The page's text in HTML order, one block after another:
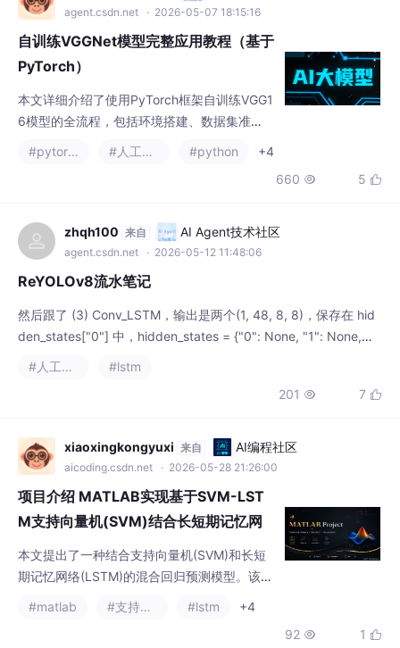
agent.csdn.net · 2026-05-07 18:15:16
自训练VGGNet模型完整应用教程（基于
PyTorch）
本文详细介绍了使用PyTorch框架自训练VGG1
6模型的全流程，包括环境搭建、数据集准
作为深度卷积神经网络的经典模型，通过3×3
据预处理、模型结构解析、训练策略优化等关
键环节，并针对新手常见问题给出解决方案。
通过本教程，读者可掌握深层CNN的核心原理
和实操技巧，并能灵活适配
#pytorch #人工智能 #python
+4
660  5 
zhqh100 来自 AI Agent技术社区
agent.csdn.net · 2026-05-12 11:48:06
ReYOLOv8流水笔记
然后跟了 (3) Conv_LSTM，输出是两个(1, 48, 8, 8)，保存在 hid
den_states["0"] 中，hidden_states = {"0": None, "1": None,
#人工智能
#lstm
201  7 
xiaoxingkongyuxi 来自 AI编程社区
aicoding.csdn.net · 2026-05-28 21:26:00
项目介绍 MATLAB实现基于SVM-LST
M支持向量机(SVM)结合长短期记忆网
络(LSTM)进行回归预测（含模型描述及
部分示例代码）专栏近期有大量优惠 还
请多多点一下关注 加油 谢谢 你的鼓励是
本文提出了一种结合支持向量机(SVM)和长短
期记忆网络(LSTM)的混合回归预测模型。该模
型针对具有非线性特征和时间依赖性的时序数
#matlab #支持向量机 #lstm
+4
92  1 